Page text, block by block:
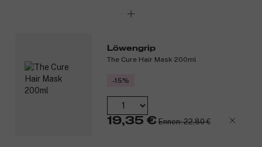
Löwengrip
The Cure Hair Mask 200ml
-15%
19,35 € Ennen: 22,80 €